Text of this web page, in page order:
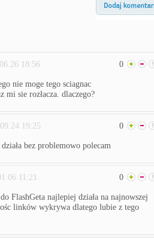
18:56 0
nie moge tego sciagnac
mi sie rozłacza. dlaczego?
19:25 0
bez problemowo polecam
11:21 0
FlashGeta najlepiej działa na najnowszej
linków wykrywa dlatego lubie z tego